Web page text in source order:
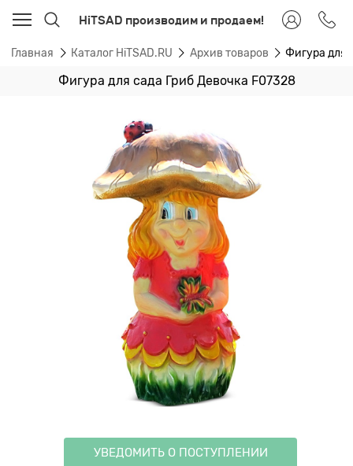
HiTSAD производим и продаем!
Главная Каталог HiTSAD.RU Архив товаров Фигура для
Фигура для сада Гриб Девочка F07328
УВЕДОМИТЬ О ПОСТУПЛЕНИИ